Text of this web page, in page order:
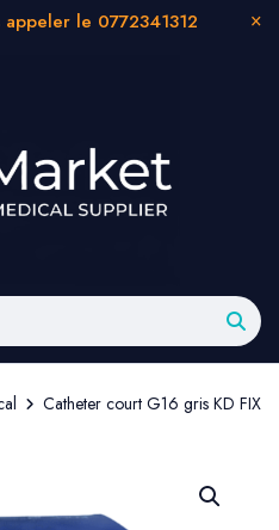
le 0772341312
Catheter court G16 gris KD FIX